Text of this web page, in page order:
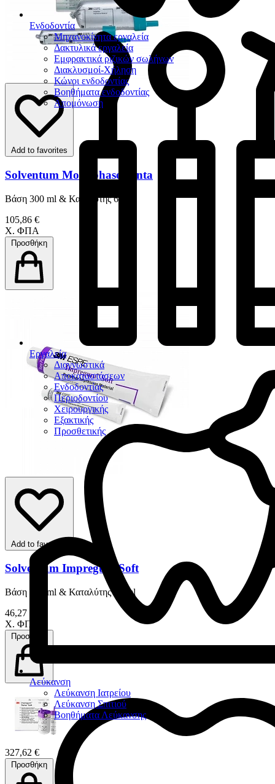
Ενδοδοντία
Μηχανοκίνητα εργαλεία
Δακτυλικά εργαλεία
Εμφρακτικά ριζικών σωλήνων
Διακλυσμοί-Χήληση
Κώνοι ενδοδοντίας
Βοηθήματα ενδοδοντίας
Απομόνωση
Εργαλεία
Διαγνωστικά
Αποκαταστάσεων
Ενδοδοντίας
Περιοδοντίου
Χειρουργικής
Εξακτικής
Προσθετικής
Λεύκανση
Λεύκανση Ιατρείου
Λεύκανση Σπιτιού
Βοηθήματα Λεύκανσης
Add to favorites
Solventum Monophase Penta
Βάση 300 ml & Καταλύτης 60 ml
105,86 €
Χ. ΦΠΑ
Προσθήκη
Add to favorites
Solventum Impregum Soft
Βάση 120 ml & Καταλύτης 15 ml
46,27 €
Χ. ΦΠΑ
Προσθήκη
327,62 €
Προσθήκη